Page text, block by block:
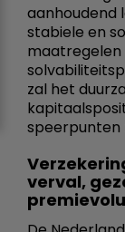
aanhoudend
stabiele en
maatregelen
zal het
speerpunten
verval,